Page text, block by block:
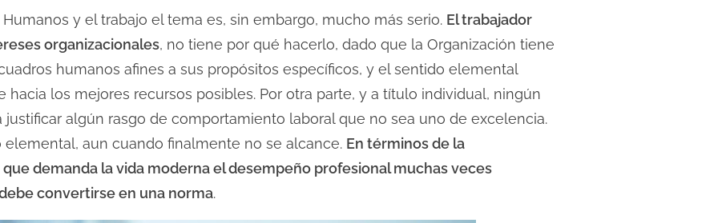
y el trabajo el tema es, sin embargo, mucho más serio. El trabajador
organizacionales, no tiene por qué hacerlo, dado que la Organización tiene
humanos afines a sus propósitos específicos, y el sentido elemental
hacia los mejores recursos posibles. Por otra parte, y a título individual, ningún
justificar algún rasgo de comportamiento laboral que no sea uno de excelencia.
aun cuando finalmente no se alcance. En términos de la
demanda la vida moderna el desempeño profesional muchas veces
convertirse en una norma.